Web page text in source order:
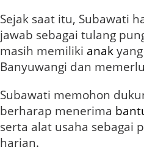
Sejak saat itu, Subawati
jawab sebagai tulang
masih memiliki anakyang
Banyuwangi dan
Subawati memohon
berharap menerima
serta alat usaha sebagai
harian.